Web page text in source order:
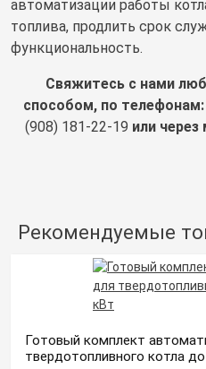
автоматизации работы
топлива, продлить срок
функциональность.
Свяжитесь с нами
способом, по телефонам:
(908) 181-22-19 или
Рекомендуемые
Готовый комплект
твердотопливного котла